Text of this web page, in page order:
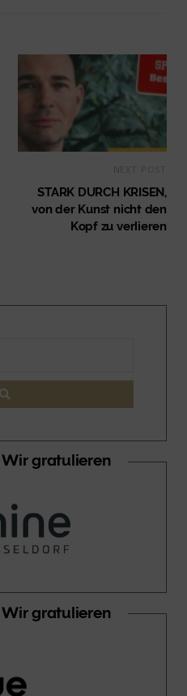
STARK DURCH KRISEN,
von der Kunst nicht den
Kopf zu verlieren
Wir gratulieren
Wir gratulieren